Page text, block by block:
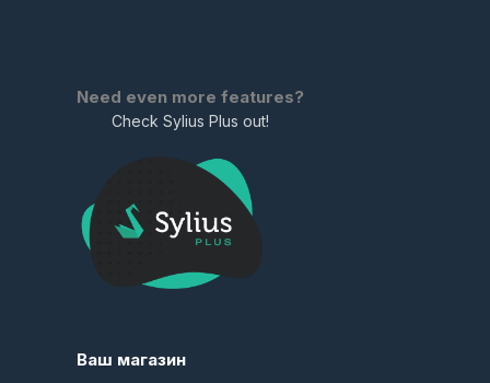
Need even more features?
Check Sylius Plus out!
Ваш магазин